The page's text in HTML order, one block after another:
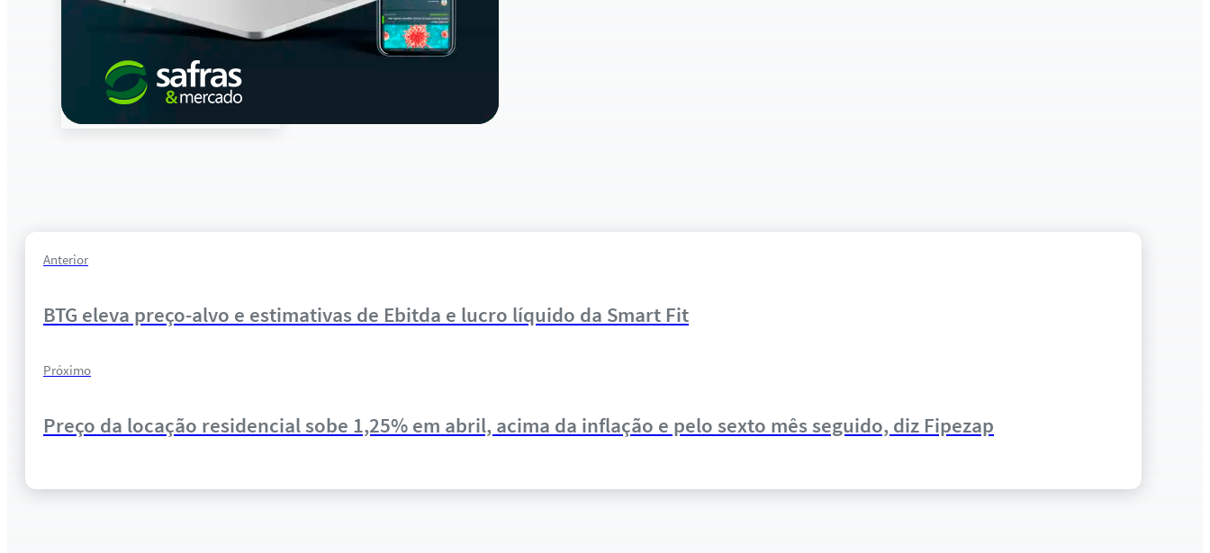
Anterior
BTG eleva preço-alvo e estimativas de Ebitda e lucro líquido da Smart Fit
Próximo
Preço da locação residencial sobe 1,25% em abril, acima da inflação e pelo sexto mês seguido, diz Fipezap